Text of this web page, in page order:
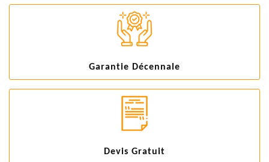
Garantie Décennale
Devis Gratuit